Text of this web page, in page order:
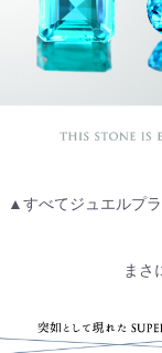
▲すべてジュエルプ
まさ